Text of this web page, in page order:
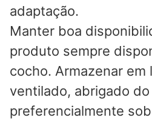
adaptação.
Manter boa
produto sempre
cocho. Armazenar em
ventilado, abrigado
preferencialmente